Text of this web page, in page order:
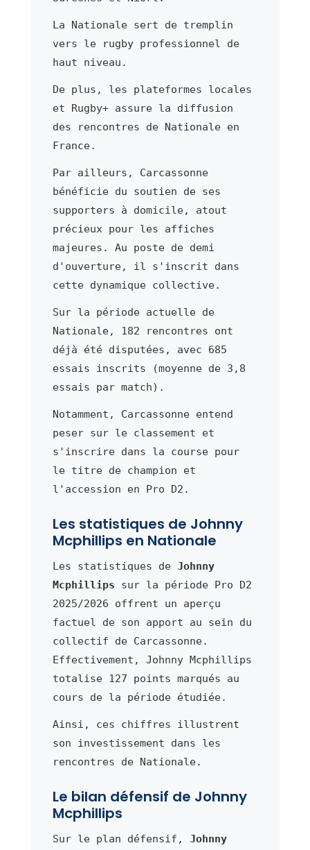
La Nationale sert de tremplin
vers le rugby professionnel de
haut niveau.
De plus, les plateformes locales
et Rugby+ assure la diffusion
des rencontres de Nationale en
France.
Par ailleurs, Carcassonne
bénéficie du soutien de ses
supporters à domicile, atout
précieux pour les affiches
majeures. Au poste de demi
d'ouverture, il s'inscrit dans
cette dynamique collective.
Sur la période actuelle de
Nationale, 182 rencontres ont
déjà été disputées, avec 685
essais inscrits (moyenne de 3,8
essais par match).
Notamment, Carcassonne entend
peser sur le classement et
s'inscrire dans la course pour
le titre de champion et
l'accession en Pro D2.
Les statistiques de Johnny
Mcphillips en Nationale
Les statistiques de Johnny
Mcphillips sur la période Pro D2
2025/2026 offrent un aperçu
factuel de son apport au sein du
collectif de Carcassonne.
Effectivement, Johnny Mcphillips
totalise 127 points marqués au
cours de la période étudiée.
Ainsi, ces chiffres illustrent
son investissement dans les
rencontres de Nationale.
Le bilan défensif de Johnny
Mcphillips
Sur le plan défensif, Johnny